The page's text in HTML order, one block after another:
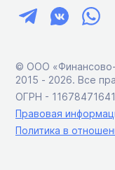
© ООО «Финансово-
2015 ‑ 2026. Все
ОГРН -
Правовая
Политика в